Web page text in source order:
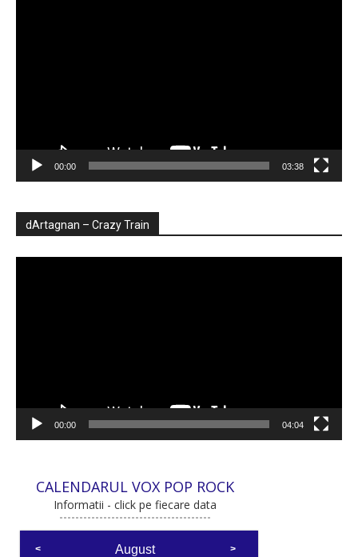
00:00 03:38
dArtagnan – Crazy Train
00:00 04:04
CALENDARUL VOX POP ROCK
Informatii - click pe fiecare data
August